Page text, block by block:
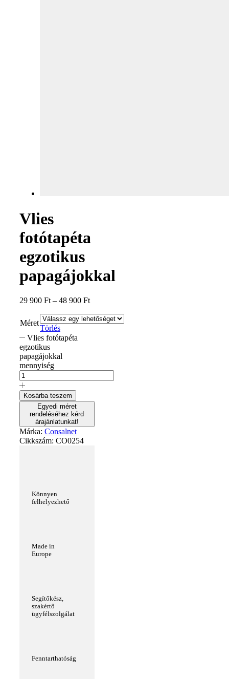
Vlies
fotótapéta
egzotikus
papagájokkal
29 900 Ft – 48 900 Ft
Méret
Törlés
Vlies fotótapéta
egzotikus
papagájokkal
mennyiség
Kosárba teszem
Egyedi méret
rendeléséhez kérd
árajánlatunkat!
Márka: Consalnet
Cikkszám: CO0254
Könnyen
felhelyezhető
Made in
Europe
Segítőkész,
szakértő
ügyfélszolgálat
Fenntarthatóság